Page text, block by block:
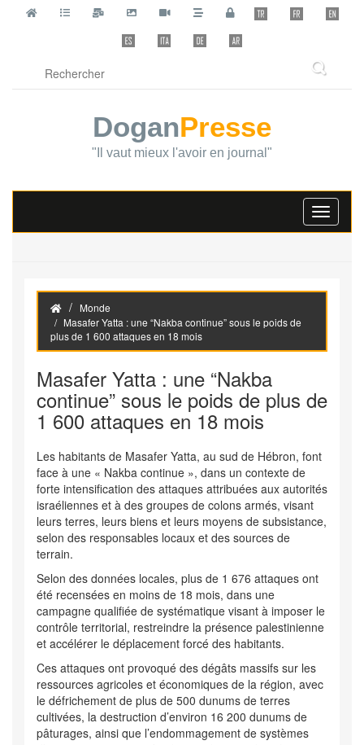
DoganPresse
"Il vaut mieux l'avoir en journal"
Toggle
Monde
Masafer Yatta : une “Nakba continue” sous le poids de
plus de 1 600 attaques en 18 mois
Masafer Yatta : une “Nakba
continue” sous le poids de plus de
1 600 attaques en 18 mois
Les habitants de Masafer Yatta, au sud de Hébron, font
face à une « Nakba continue », dans un contexte de
forte intensification des attaques attribuées aux autorités
israéliennes et à des groupes de colons armés, visant
leurs terres, leurs biens et leurs moyens de subsistance,
selon des responsables locaux et des sources de
terrain.
Selon des données locales, plus de 1 676 attaques ont
été recensées en moins de 18 mois, dans une
campagne qualifiée de systématique visant à imposer le
contrôle territorial, restreindre la présence palestinienne
et accélérer le déplacement forcé des habitants.
Ces attaques ont provoqué des dégâts massifs sur les
ressources agricoles et économiques de la région, avec
le défrichement de plus de 500 dunums de terres
cultivées, la destruction d’environ 16 200 dunums de
pâturages, ainsi que l’endommagement de systèmes